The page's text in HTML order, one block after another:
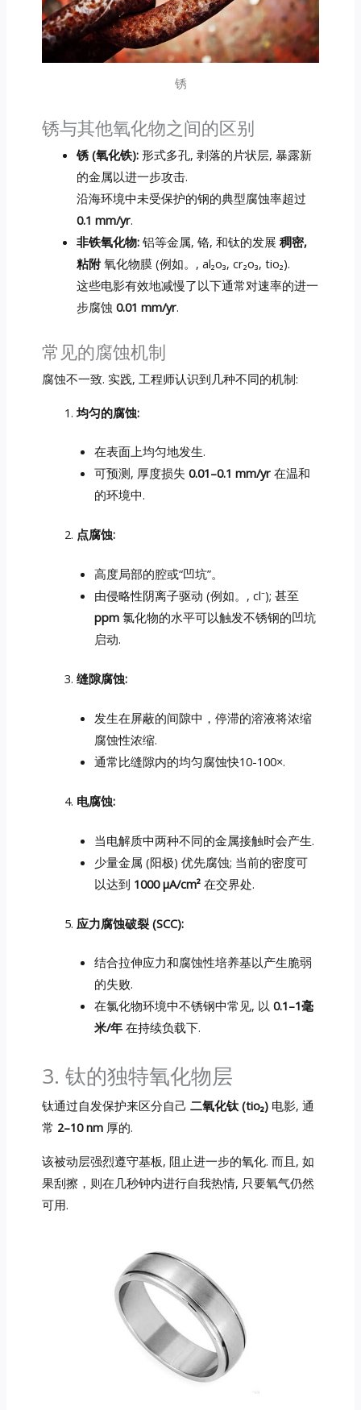
锈
锈与其他氧化物之间的区别
锈 (氧化铁): 形式多孔, 剥落的片状层, 暴露新
的金属以进一步攻击.
沿海环境中未受保护的钢的典型腐蚀率超过
0.1 mm/yr.
非铁氧化物: 铝等金属, 铬, 和钛的发展稠密,
粘附 氧化物膜 (例如。, al₂o₃, cr₂o₃, tio₂).
这些电影有效地减慢了以下通常对速率的进一
步腐蚀0.01 mm/yr.
常见的腐蚀机制
腐蚀不一致. 实践, 工程师认识到几种不同的机制:
均匀的腐蚀:
在表面上均匀地发生.
可预测, 厚度损失0.01–0.1 mm/yr 在温和
的环境中.
点腐蚀:
高度局部的腔或“凹坑”。
由侵略性阴离子驱动 (例如。, cl⁻); 甚至
ppm 氯化物的水平可以触发不锈钢的凹坑
启动.
缝隙腐蚀:
发生在屏蔽的间隙中，停滞的溶液将浓缩
腐蚀性浓缩.
通常比缝隙内的均匀腐蚀快10-100×.
电腐蚀:
当电解质中两种不同的金属接触时会产生.
少量金属 (阳极) 优先腐蚀; 当前的密度可
以达到 1000 μA/cm² 在交界处.
应力腐蚀破裂 (SCC):
结合拉伸应力和腐蚀性培养基以产生脆弱
的失败.
在氯化物环境中不锈钢中常见, 以0.1–1毫
米/年 在持续负载下.
3. 钛的独特氧化物层
钛通过自发保护来区分自己 二氧化钛 (tio₂)电影, 通
常 2–10 nm厚的.
该被动层强烈遵守基板, 阻止进一步的氧化. 而且, 如
果刮擦，则在几秒钟内进行自我热情, 只要氧气仍然
可用.